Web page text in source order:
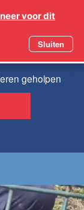
geholpen
voor dit
Sluiten